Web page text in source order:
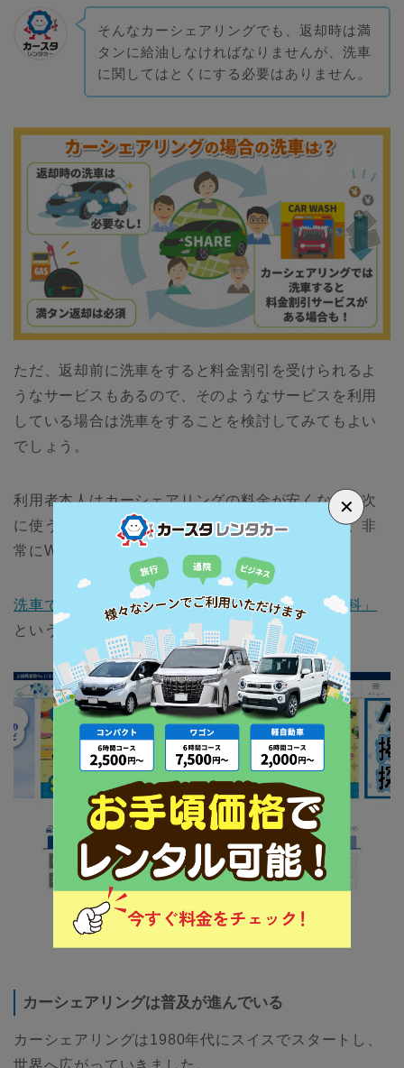
そんなカーシェアリングでも、返却時は満
タンに給油しなければなりませんが、洗車
に関してはとくにする必要はありません。
ただ、返却前に洗車をすると料金割引を受けられるよ
うなサービスもあるので、そのようなサービスを利用
している場合は洗車をすることを検討してみてもよい
でしょう。
利用者本人はカーシェアリングの料金が安くなり、次
に使う人はピカピカな状態の車を利用できるので、非
常にWin-Winなサービスとなっています。
洗車できるガソリンスタンドが見つかる「洗車専科」
というWebサイトもあります。
カーシェアリングは普及が進んでいる
カーシェアリングは1980年代にスイスでスタートし、
世界へ広がっていきました。
✕